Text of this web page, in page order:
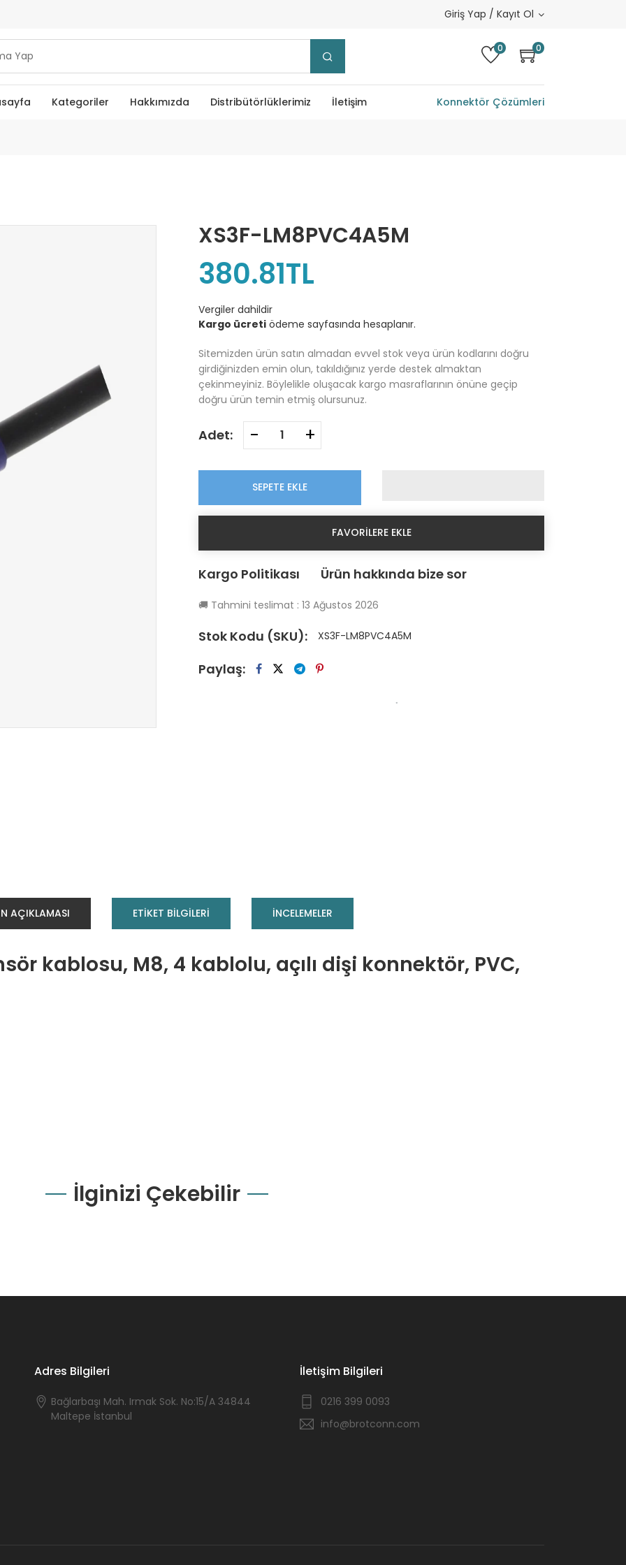
Giriş Yap / Kayıt Ol
0 0
Kategoriler Hakkımızda Distribütörlüklerimiz İletişim Konnektör Çözümleri
XS3F-LM8PVC4A5M
380.81TL
Vergiler dahildir
Kargo ücreti ödeme sayfasında hesaplanır.
Sitemizden ürün satın almadan evvel stok veya ürün kodlarını doğru
girdiğinizden emin olun, takıldığınız yerde destek almaktan
çekinmeyiniz. Böylelikle oluşacak kargo masraflarının önüne geçip
doğru ürün temin etmiş olursunuz.
Adet: - +
SEPETE EKLE
FAVORILERE EKLE
Kargo Politikası Ürün hakkında bize sor
🚚 Tahmini teslimat : 13 Ağustos 2026
Stok Kodu (SKU): XS3F-LM8PVC4A5M
Paylaş:
AÇIKLAMASI ETİKET BİLGİLERİ INCELEMELER
kablosu, M8, 4 kablolu, açılı dişi konnektör, PVC,
İlginizi Çekebilir
Adres Bilgileri
Bağlarbaşı Mah. Irmak Sok. No:15/A 34844
Maltepe İstanbul
İletişim Bilgileri
0216 399 0093
info@brotconn.com